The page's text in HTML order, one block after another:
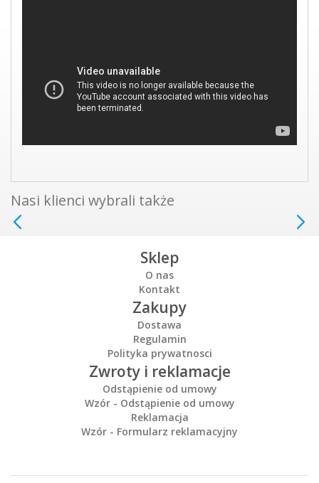
Nasi klienci wybrali także
Sklep
O nas
Kontakt
Zakupy
Dostawa
Regulamin
Polityka prywatnosci
Zwroty i reklamacje
Odstąpienie od umowy
Wzór - Odstąpienie od umowy
Reklamacja
Wzór - Formularz reklamacyjny